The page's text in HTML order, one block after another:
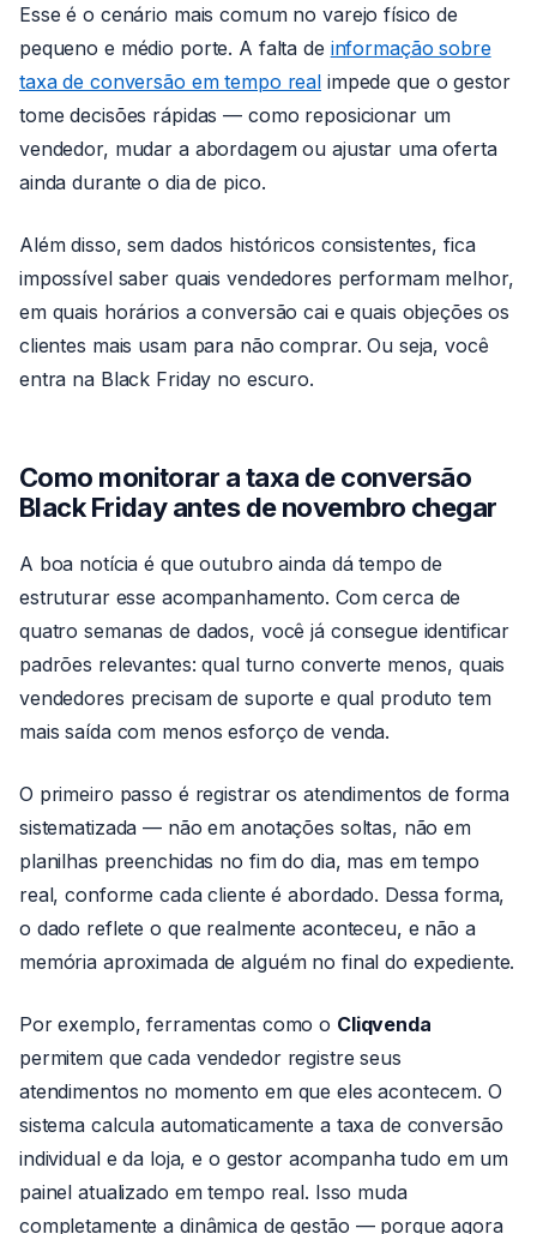
Esse é o cenário mais comum no varejo físico de
pequeno e médio porte. A falta de informação sobre
taxa de conversão em tempo real impede que o gestor
tome decisões rápidas — como reposicionar um
vendedor, mudar a abordagem ou ajustar uma oferta
ainda durante o dia de pico.
Além disso, sem dados históricos consistentes, fica
impossível saber quais vendedores performam melhor,
em quais horários a conversão cai e quais objeções os
clientes mais usam para não comprar. Ou seja, você
entra na Black Friday no escuro.
Como monitorar a taxa de conversão
Black Friday antes de novembro chegar
A boa notícia é que outubro ainda dá tempo de
estruturar esse acompanhamento. Com cerca de
quatro semanas de dados, você já consegue identificar
padrões relevantes: qual turno converte menos, quais
vendedores precisam de suporte e qual produto tem
mais saída com menos esforço de venda.
O primeiro passo é registrar os atendimentos de forma
sistematizada — não em anotações soltas, não em
planilhas preenchidas no fim do dia, mas em tempo
real, conforme cada cliente é abordado. Dessa forma,
o dado reflete o que realmente aconteceu, e não a
memória aproximada de alguém no final do expediente.
Por exemplo, ferramentas como o Cliqvenda
permitem que cada vendedor registre seus
atendimentos no momento em que eles acontecem. O
sistema calcula automaticamente a taxa de conversão
individual e da loja, e o gestor acompanha tudo em um
painel atualizado em tempo real. Isso muda
completamente a dinâmica de gestão — porque agora